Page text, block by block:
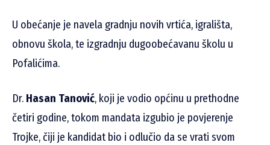
U obećanje je navela gradnju novih vrtića, igrališta,
obnovu škola, te izgradnju dugoobećavanu školu u
Pofalićima.
Dr. Hasan Tanović, koji je vodio općinu u prethodne
četiri godine, tokom mandata izgubio je povjerenje
Trojke, čiji je kandidat bio i odlučio da se vrati svom